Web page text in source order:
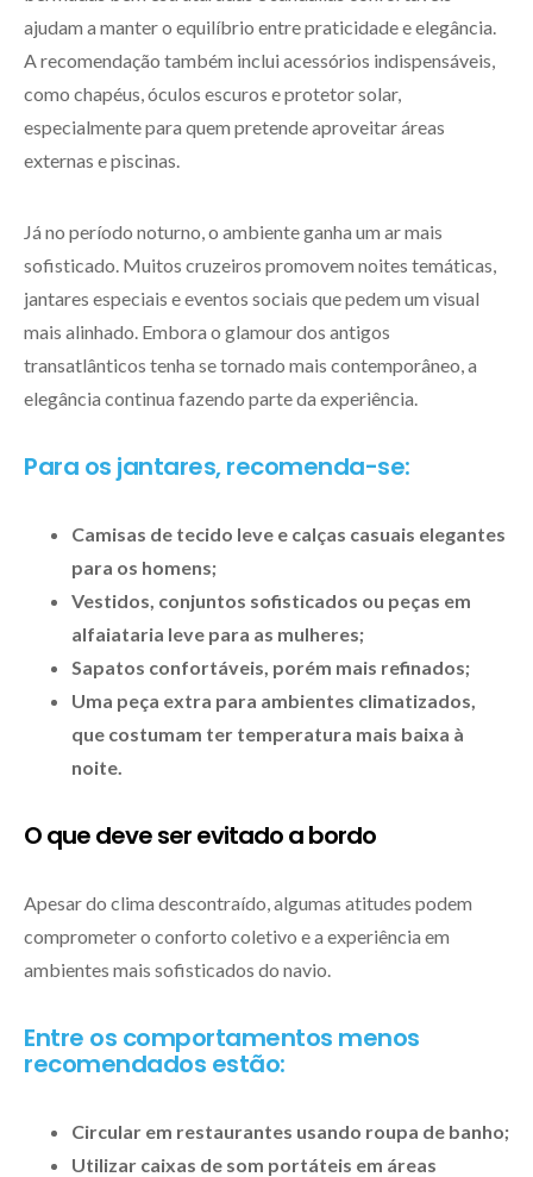
ajudam a manter o equilíbrio entre praticidade e elegância.
A recomendação também inclui acessórios indispensáveis,
como chapéus, óculos escuros e protetor solar,
especialmente para quem pretende aproveitar áreas
externas e piscinas.
Já no período noturno, o ambiente ganha um ar mais
sofisticado. Muitos cruzeiros promovem noites temáticas,
jantares especiais e eventos sociais que pedem um visual
mais alinhado. Embora o glamour dos antigos
transatlânticos tenha se tornado mais contemporâneo, a
elegância continua fazendo parte da experiência.
Para os jantares, recomenda-se:
Camisas de tecido leve e calças casuais elegantes
para os homens;
Vestidos, conjuntos sofisticados ou peças em
alfaiataria leve para as mulheres;
Sapatos confortáveis, porém mais refinados;
Uma peça extra para ambientes climatizados,
que costumam ter temperatura mais baixa à
noite.
O que deve ser evitado a bordo
Apesar do clima descontraído, algumas atitudes podem
comprometer o conforto coletivo e a experiência em
ambientes mais sofisticados do navio.
Entre os comportamentos menos
recomendados estão:
Circular em restaurantes usando roupa de banho;
Utilizar caixas de som portáteis em áreas